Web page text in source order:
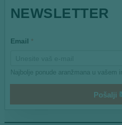
m
a
*
NEWSLETTER
Email *
Najbolje ponude aranžmana u vašem
Pošalji